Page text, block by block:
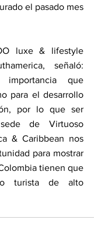
el pasado mes
luxe & lifestyle
señaló:
que
para el desarrollo
por lo que ser
de Virtuoso
& Caribbean nos
para mostrar
tienen que
turista de alto